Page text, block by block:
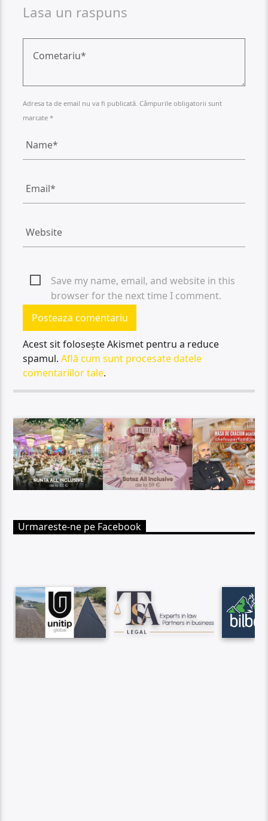
Lasa un raspuns
Adresa ta de email nu va fi publicată. Câmpurile obligatorii sunt
marcate *
Save my name, email, and website in this
browser for the next time I comment.
Acest sit folosește Akismet pentru a reduce
spamul.Află cum sunt procesate datele
comentariilor tale.
Urmareste-ne pe Facebook